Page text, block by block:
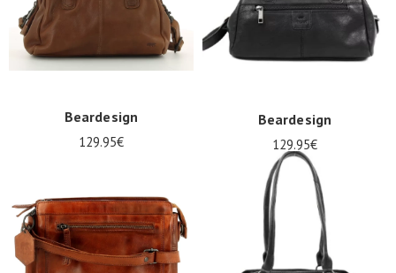
Beardesign
129.95€
Beardesign
129.95€